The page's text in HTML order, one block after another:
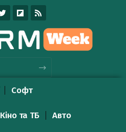
Софт
Кіно та ТБ Авто